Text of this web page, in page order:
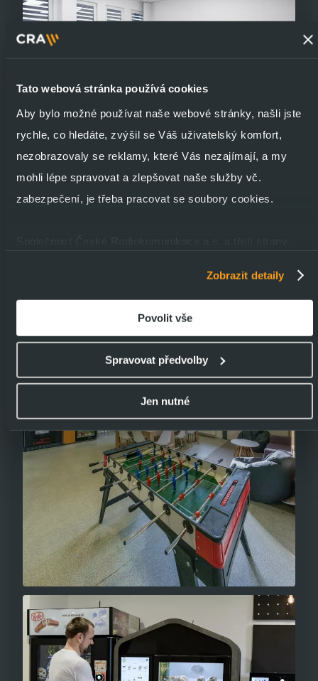
Tato webová stránka používá cookies
Aby bylo možné používat naše webové stránky, našli jste
rychle, co hledáte, zvýšil se Váš uživatelský komfort,
nezobrazovaly se reklamy, které Vás nezajímají, a my
mohli lépe spravovat a zlepšovat naše služby vč.
zabezpečení, je třeba pracovat se soubory cookies.
používají soubory cookies k ukládání informací a k přístupu
k nim v souvislosti s poskytováním, údržbou a
zdokonalováním svých služeb a zobrazované reklamy,
zejména je využíváme k poskytování a zabezpečení svých
služeb, k analýze a vylepšování jejich výkonu i
prostřednictvímtlačítka Spravovat předvolby; zde se
rovněž dozvíte podmínky použití cookies a jejich
podrobný přehled. Souhlasíte-li s výše uvedenými
postupy a použitím, pak klikněte na tlačítko Povolit vše a
pokračujte dál na naše stránky. Váš souhlas uchováváme
maximálně po dobu 12 měsíců. Vybrané možnosti můžete
kdykoliv změnit nebo odvolat souhlas ve svém nastavení.
Zobrazit detaily
Povolit vše
Spravovat předvolby
Jen nutné